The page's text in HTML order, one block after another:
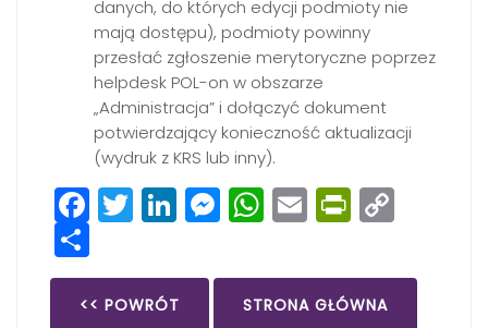
danych, do których edycji podmioty nie
mają dostępu), podmioty powinny
przesłać zgłoszenie merytoryczne poprzez
helpdesk POL-on w obszarze
„Administracja” i dołączyć dokument
potwierdzający konieczność aktualizacji
(wydruk z KRS lub inny).
Facebook
Twitter
LinkedIn
Messenger
WhatsApp
Email
Share
<< POWRÓT STRONA GŁÓWNA